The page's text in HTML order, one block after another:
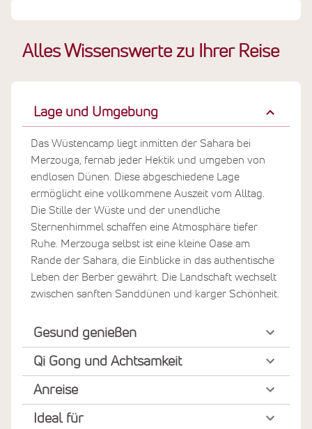
Alles Wissenswerte zu Ihrer Reise
Lage und Umgebung
Das Wüstencamp liegt inmitten der Sahara bei
Merzouga, fernab jeder Hektik und umgeben von
endlosen Dünen. Diese abgeschiedene Lage
ermöglicht eine vollkommene Auszeit vom Alltag.
Die Stille der Wüste und der unendliche
Sternenhimmel schaffen eine Atmosphäre tiefer
Ruhe. Merzouga selbst ist eine kleine Oase am
Rande der Sahara, die Einblicke in das authentische
Leben der Berber gewährt. Die Landschaft wechselt
zwischen sanften Sanddünen und karger Schönheit.
Gesund genießen
Qi Gong und Achtsamkeit
Anreise
Ideal für